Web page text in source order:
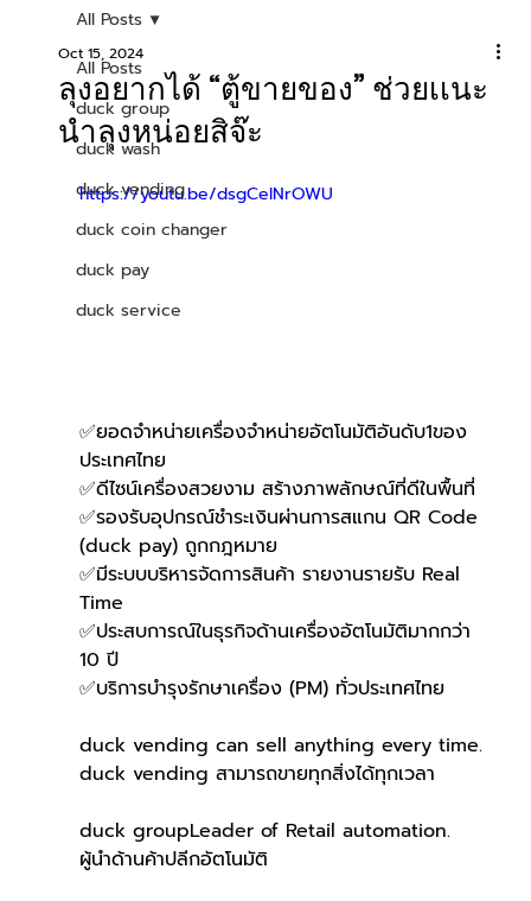
All Posts
duck group
duck wash
duck vending
duck coin changer
duck pay
duck service
All Posts
ลุงอยากได้ “ตู้ขายของ” ช่วยเเนะ
นำลุงหน่อยสิจ๊ะ
Oct 15, 2024
https://youtu.be/dsgCeINrOWU
✅ยอดจำหน่ายเครื่องจำหน่ายอัตโนมัติอันดับ1ของ
ประเทศไทย
✅ดีไซน์เครื่องสวยงาม สร้างภาพลักษณ์ที่ดีในพื้นที่
✅รองรับอุปกรณ์ชำระเงินผ่านการสแกน QR Code
(duck pay) ถูกกฎหมาย
✅มีระบบบริหารจัดการสินค้า รายงานรายรับ Real
Time
✅ประสบการณ์ในธุรกิจด้านเครื่องอัตโนมัติมากกว่า
10 ปี
✅บริการบำรุงรักษาเครื่อง (PM) ทั่วประเทศไทย
duck vending can sell anything every time.
duck vending สามารถขายทุกสิ่งได้ทุกเวลา
duck groupLeader of Retail automation.
ผู้นำด้านค้าปลีกอัตโนมัติ